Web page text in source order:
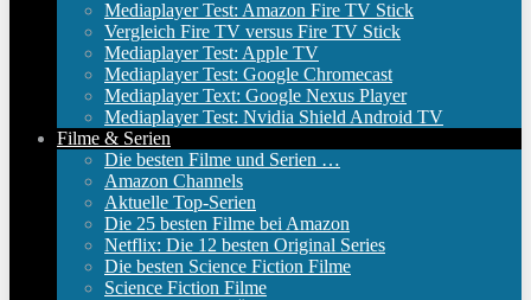
Mediaplayer Test: Amazon Fire TV Stick
Vergleich Fire TV versus Fire TV Stick
Mediaplayer Test: Apple TV
Mediaplayer Test: Google Chromecast
Mediaplayer Text: Google Nexus Player
Mediaplayer Test: Nvidia Shield Android TV
Filme & Serien
Die besten Filme und Serien …
Amazon Channels
Aktuelle Top-Serien
Die 25 besten Filme bei Amazon
Netflix: Die 12 besten Original Series
Die besten Science Fiction Filme
Science Fiction Filme